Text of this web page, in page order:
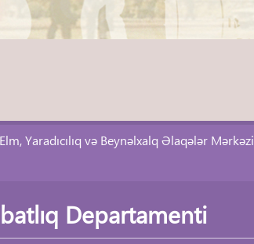
Elm, Yaradıcılıq və Beynəlxalq Əlaqələr Mərkəzi
Departamenti